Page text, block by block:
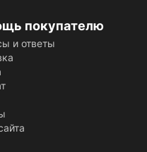
покупателю
и ответы